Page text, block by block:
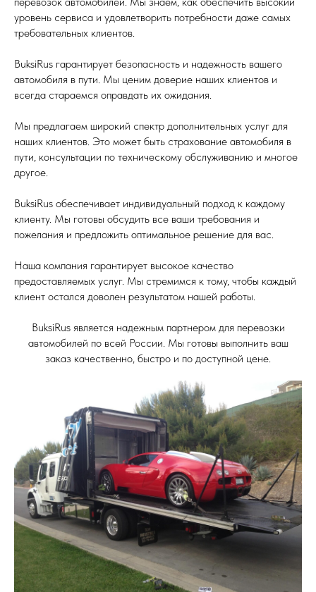
уровень сервиса и удовлетворить потребности даже самых
требовательных клиентов.
BuksiRus гарантирует безопасность и надежность вашего
автомобиля в пути. Мы ценим доверие наших клиентов и
всегда стараемся оправдать их ожидания.
Мы предлагаем широкий спектр дополнительных услуг для
наших клиентов. Это может быть страхование автомобиля в
пути, консультации по техническому обслуживанию и многое
другое.
BuksiRus обеспечивает индивидуальный подход к каждому
клиенту. Мы готовы обсудить все ваши требования и
пожелания и предложить оптимальное решение для вас.
Наша компания гарантирует высокое качество
предоставляемых услуг. Мы стремимся к тому, чтобы каждый
клиент остался доволен результатом нашей работы.
BuksiRus является надежным партнером для перевозки
автомобилей по всей России. Мы готовы выполнить ваш
заказ качественно, быстро и по доступной цене.